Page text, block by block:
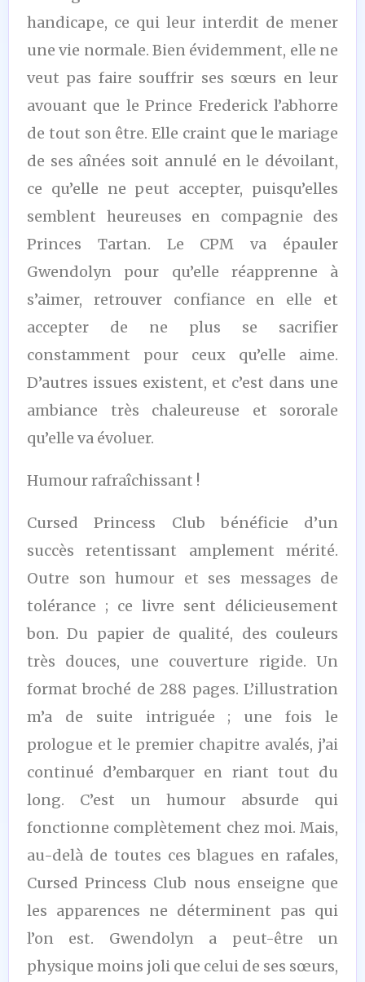
handicape, ce qui leur interdit de mener
une vie normale. Bien évidemment, elle ne
veut pas faire souffrir ses sœurs en leur
avouant que le Prince Frederick l’abhorre
de tout son être. Elle craint que le mariage
de ses aînées soit annulé en le dévoilant,
ce qu’elle ne peut accepter, puisqu’elles
semblent heureuses en compagnie des
Princes Tartan. Le CPM va épauler
Gwendolyn pour qu’elle réapprenne à
s’aimer, retrouver confiance en elle et
accepter de ne plus se sacrifier
constamment pour ceux qu’elle aime.
D’autres issues existent, et c’est dans une
ambiance très chaleureuse et sororale
qu’elle va évoluer.
Humour rafraîchissant !
Cursed Princess Club bénéficie d’un
succès retentissant amplement mérité.
Outre son humour et ses messages de
tolérance ; ce livre sent délicieusement
bon. Du papier de qualité, des couleurs
très douces, une couverture rigide. Un
format broché de 288 pages. L’illustration
m’a de suite intriguée ; une fois le
prologue et le premier chapitre avalés, j’ai
continué d’embarquer en riant tout du
long. C’est un humour absurde qui
fonctionne complètement chez moi. Mais,
au-delà de toutes ces blagues en rafales,
Cursed Princess Club nous enseigne que
les apparences ne déterminent pas qui
l’on est. Gwendolyn a peut-être un
physique moins joli que celui de ses sœurs,